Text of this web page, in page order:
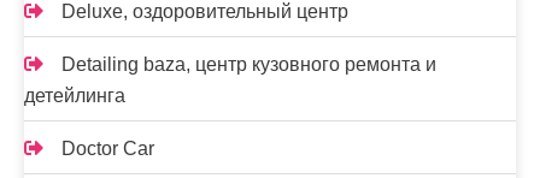
Deluxe, оздоровительный центр
Detailing baza, центр кузовного ремонта и
детейлинга
Doctor Car